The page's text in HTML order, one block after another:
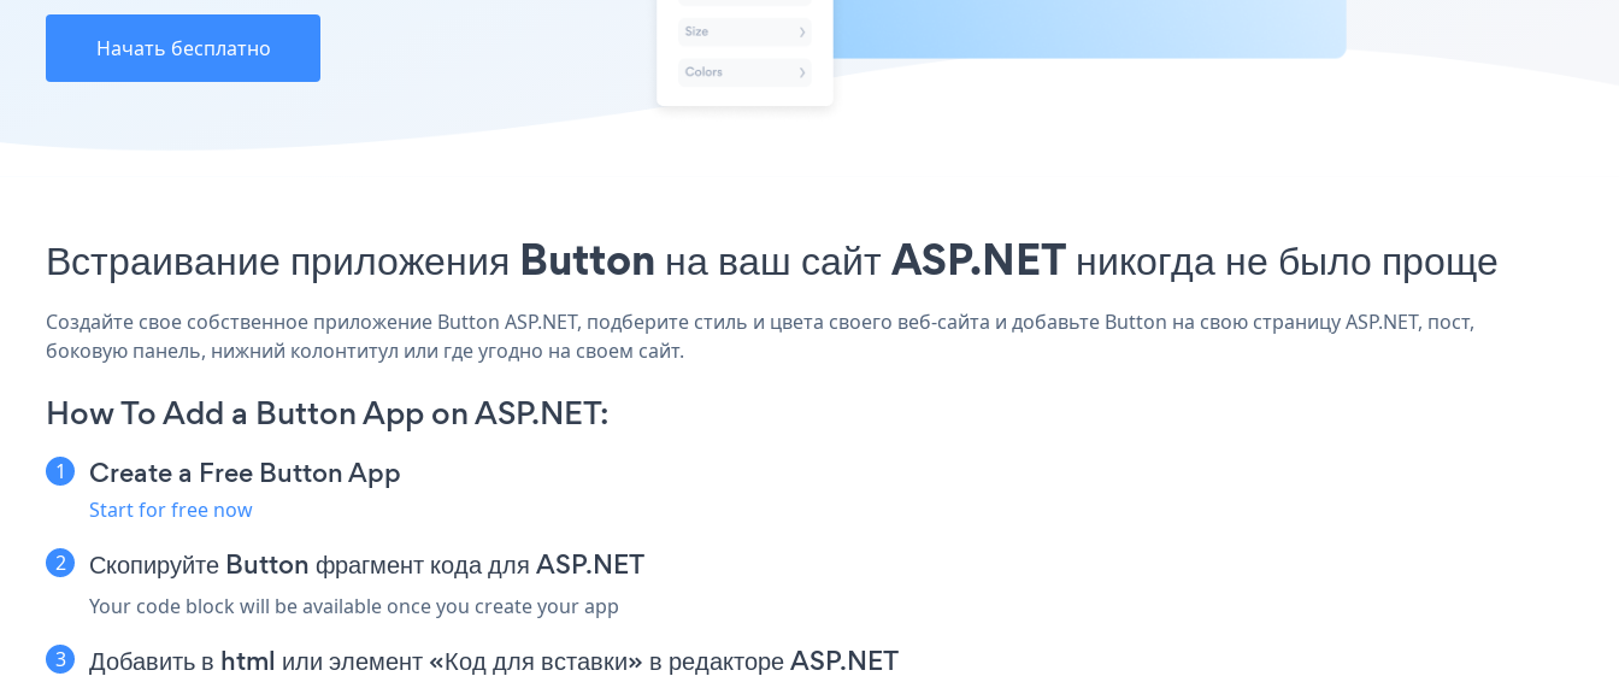
Начать бесплатно
Встраивание приложения Button на ваш сайт ASP.NET никогда не было проще
Создайте свое собственное приложение Button ASP.NET, подберите стиль и цвета своего веб-сайта и добавьте Button на свою страницу ASP.NET, пост,
боковую панель, нижний колонтитул или где угодно на своем сайт.
How To Add a Button App on ASP.NET:
Create a Free Button App
Start for free now
Скопируйте Button фрагмент кода для ASP.NET
Your code block will be available once you create your app
Добавить в html или элемент «Код для вставки» в редакторе ASP.NET